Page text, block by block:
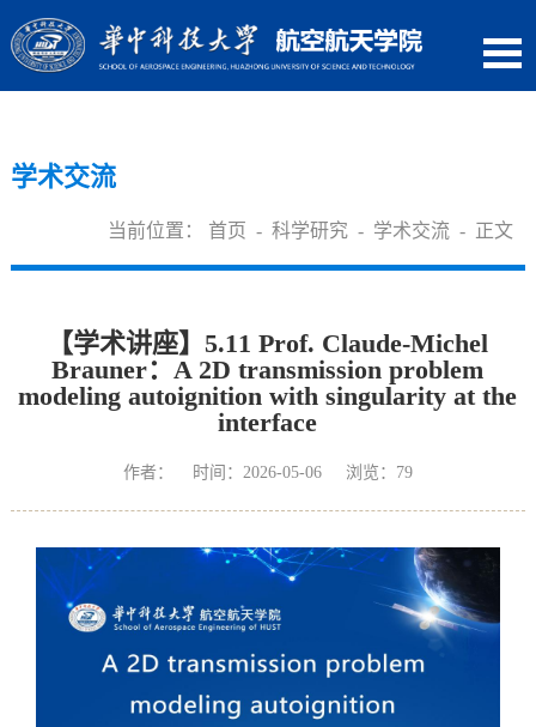
学术交流
当前位置： 首页 -科学研究 - 学术交流 - 正文
【学术讲座】5.11 Prof. Claude-Michel
Brauner：A 2D transmission problem
modeling autoignition with singularity at the
interface
作者： 时间：2026-05-06 浏览： 79